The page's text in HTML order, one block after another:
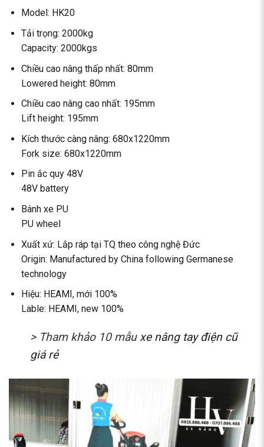
Model: HK20
Tải trọng: 2000kg
Capacity: 2000kgs
Chiều cao nâng thấp nhất: 80mm
Loweredheight: 80mm
Chiều cao nâng cao nhất: 195mm
Lift height: 195mm
Kích thước càng nâng: 680x1220mm
Fork size: 680x1220mm
Pin ắc quy 48V
48V battery
Bánh xe PU
PU wheel
Xuất xứ: Lắp ráp tại TQ theo công nghệ Đức
Origin: Manufactured by China following Germanese
technology
Hiệu: HEAMI, mới 100%
Lable: HEAMI, new 100%
> Tham khảo 10 mẫuxe nâng tay điện cũ
giá rẻ